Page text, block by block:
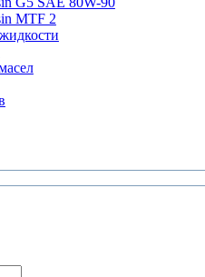
MTF 2